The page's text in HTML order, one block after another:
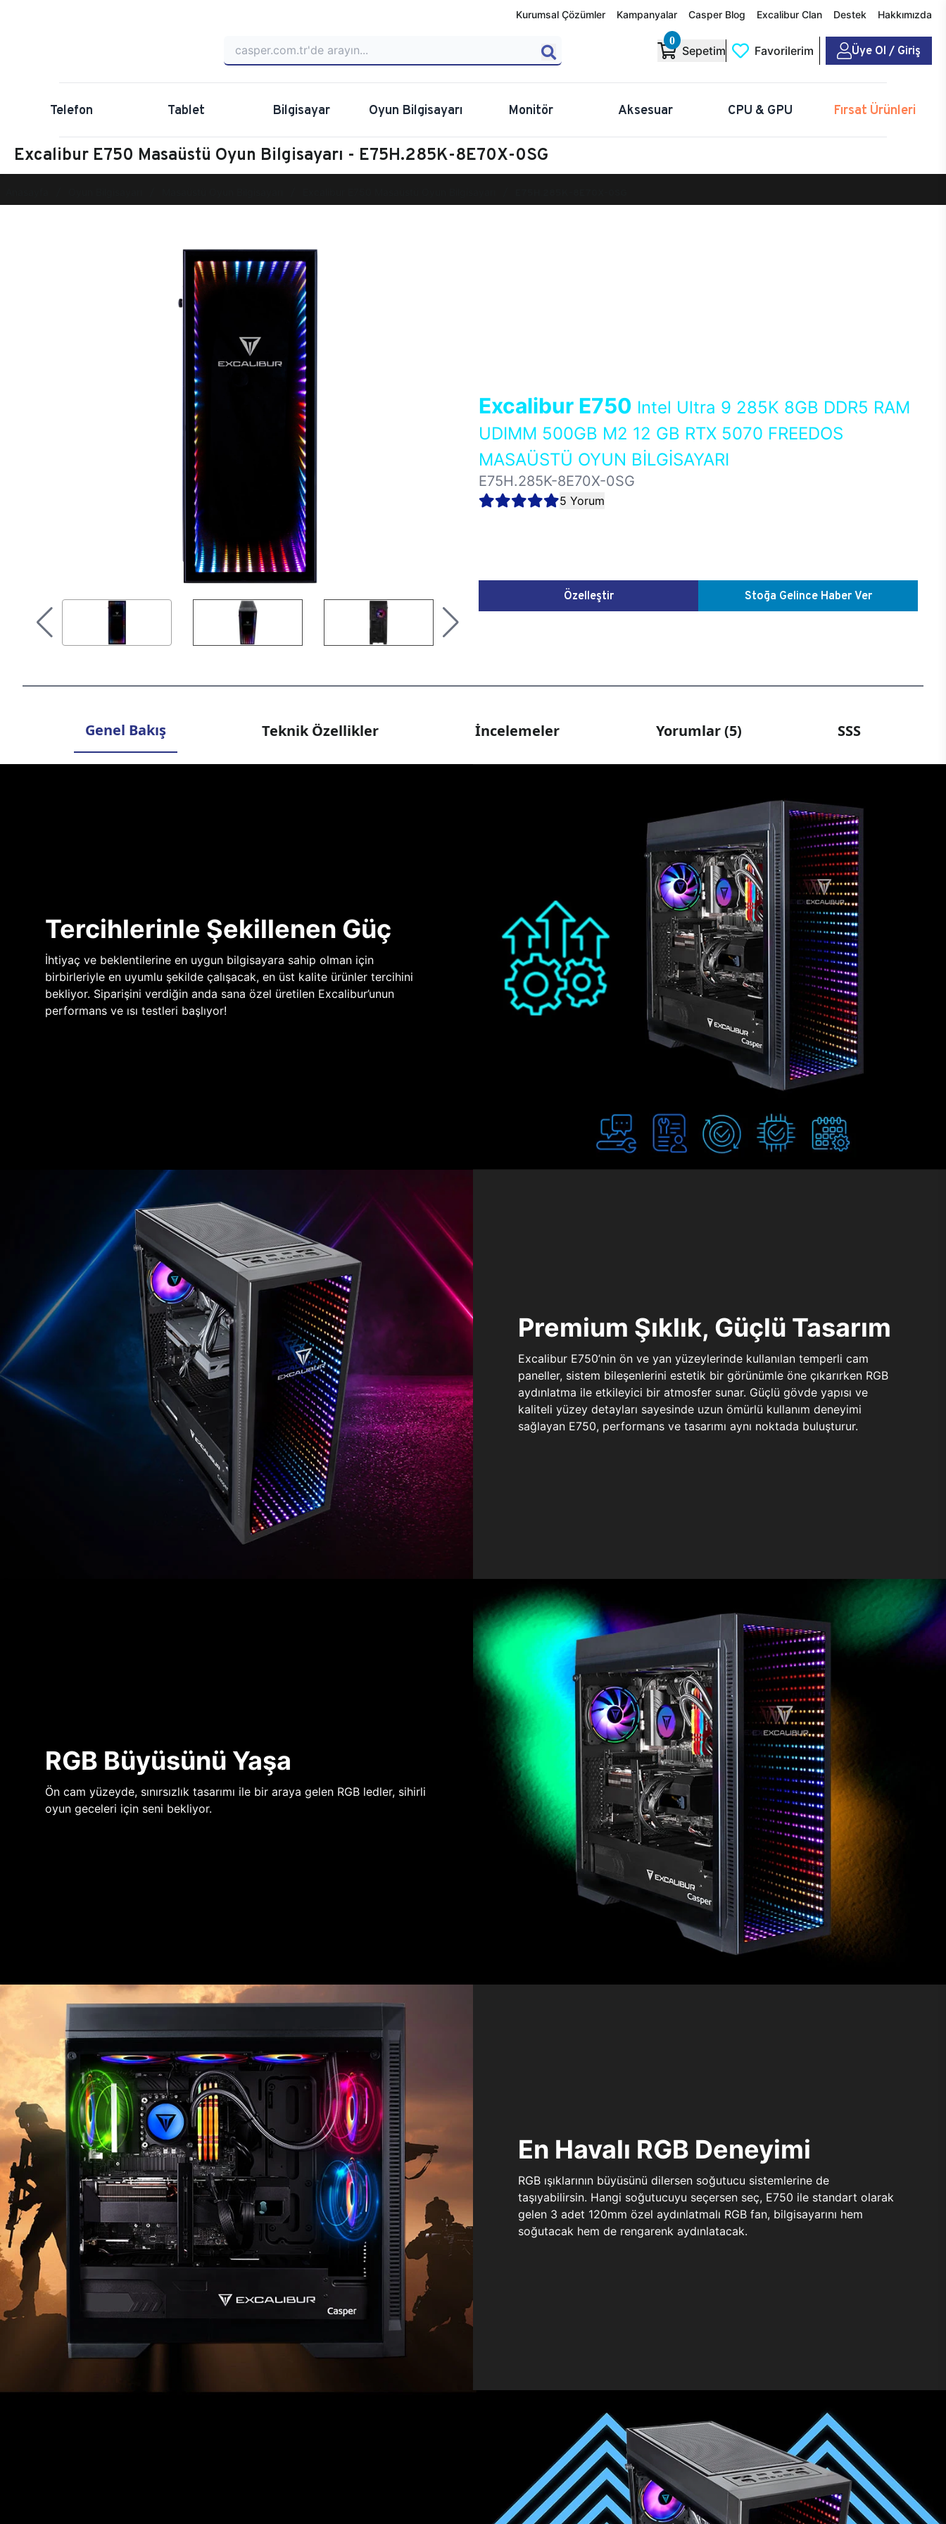
Kurumsal Çözümler Kampanyalar Casper Blog Excalibur Clan Destek Hakkımızda
0
Sepetim Favorilerim Üye Ol / Giriş
Telefon Tablet Bilgisayar Oyun Bilgisayarı Monitör Aksesuar CPU & GPU Fırsat Ürünleri
Excalibur E750 Masaüstü Oyun Bilgisayarı - E75H.285K-8E70X-0SG
Excalibur E750 Intel Ultra 9 285K 8GB DDR5 RAM
UDIMM 500GB M2 12 GB RTX 5070 FREEDOS
MASAÜSTÜ OYUN BİLGİSAYARI
E75H.285K-8E70X-0SG
5 Yorum
Özelleştir Stoğa Gelince Haber Ver
Genel Bakış Teknik Özellikler İncelemeler Yorumlar (5) SSS
Tercihlerinle Şekillenen Güç
İhtiyaç ve beklentilerine en uygun bilgisayara sahip olman için
birbirleriyle en uyumlu şekilde çalışacak, en üst kalite ürünler tercihini
bekliyor. Siparişini verdiğin anda sana özel üretilen Excalibur’unun
performans ve ısı testleri başlıyor!
Premium Şıklık, Güçlü Tasarım
Excalibur E750’nin ön ve yan yüzeylerinde kullanılan temperli cam
paneller, sistem bileşenlerini estetik bir görünümle öne çıkarırken RGB
aydınlatma ile etkileyici bir atmosfer sunar. Güçlü gövde yapısı ve
kaliteli yüzey detayları sayesinde uzun ömürlü kullanım deneyimi
sağlayan E750, performans ve tasarımı aynı noktada buluşturur.
RGB Büyüsünü Yaşa
Ön cam yüzeyde, sınırsızlık tasarımı ile bir araya gelen RGB ledler, sihirli
oyun geceleri için seni bekliyor.
En Havalı RGB Deneyimi
RGB ışıklarının büyüsünü dilersen soğutucu sistemlerine de
taşıyabilirsin. Hangi soğutucuyu seçersen seç, E750 ile standart olarak
gelen 3 adet 120mm özel aydınlatmalı RGB fan, bilgisayarını hem
soğutacak hem de rengarenk aydınlatacak.